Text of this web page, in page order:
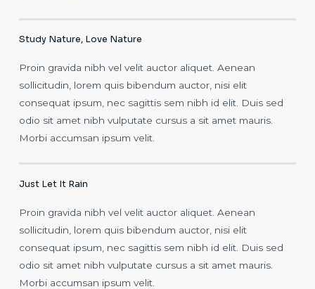
Study Nature, Love Nature
Proin gravida nibh vel velit auctor aliquet. Aenean
sollicitudin, lorem quis bibendum auctor, nisi elit
consequat ipsum, nec sagittis sem nibh id elit. Duis sed
odio sit amet nibh vulputate cursus a sit amet mauris.
Morbi accumsan ipsum velit.
Just Let It Rain
Proin gravida nibh vel velit auctor aliquet. Aenean
sollicitudin, lorem quis bibendum auctor, nisi elit
consequat ipsum, nec sagittis sem nibh id elit. Duis sed
odio sit amet nibh vulputate cursus a sit amet mauris.
Morbi accumsan ipsum velit.